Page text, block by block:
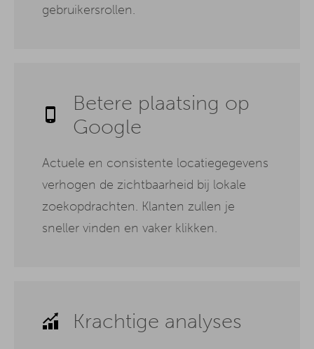
gebruikersrollen.
Betere plaatsing op
Google
Actuele en consistente locatiegegevens
verhogen de zichtbaarheid bij lokale
zoekopdrachten. Klanten zullen je
sneller vinden en vaker klikken.
Krachtige analyses